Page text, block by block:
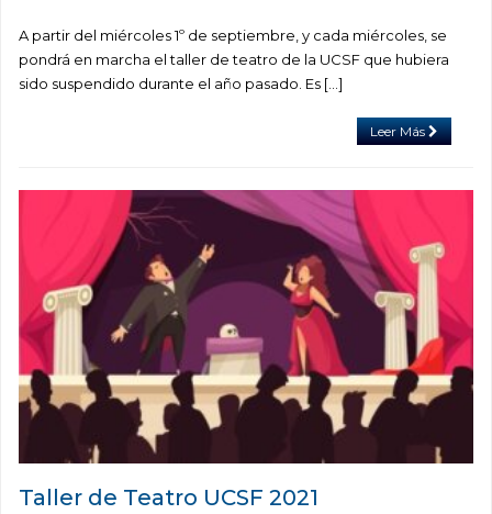
A partir del miércoles 1º de septiembre, y cada miércoles, se
pondrá en marcha el taller de teatro de la UCSF que hubiera
sido suspendido durante el año pasado. Es […]
Leer Más
Taller de Teatro UCSF 2021